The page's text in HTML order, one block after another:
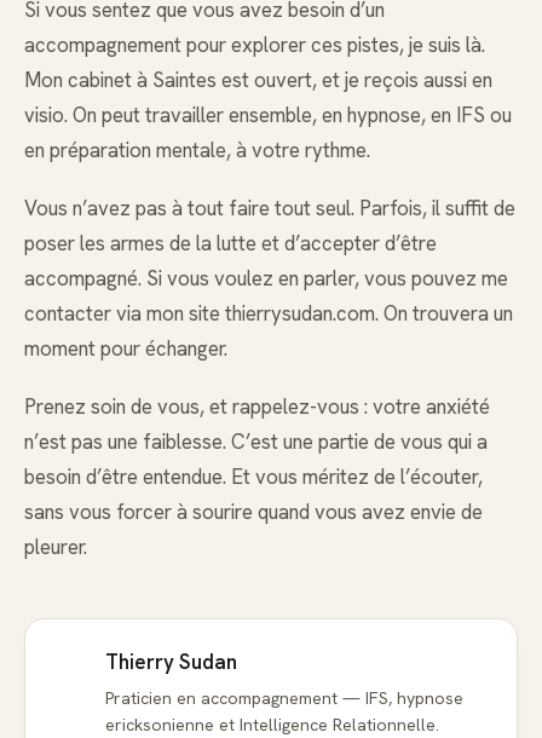
Si vous sentez que vous avez besoin d’un
accompagnement pour explorer ces pistes, je suis là.
Mon cabinet à Saintes est ouvert, et je reçois aussi en
visio. On peut travailler ensemble, en hypnose, en IFS ou
en préparation mentale, à votre rythme.
Vous n’avez pas à tout faire tout seul. Parfois, il suffit de
poser les armes de la lutte et d’accepter d’être
accompagné. Si vous voulez en parler, vous pouvez me
contacter via mon site thierrysudan.com. On trouvera un
moment pour échanger.
Prenez soin de vous, et rappelez-vous : votre anxiété
n’est pas une faiblesse. C’est une partie de vous qui a
besoin d’être entendue. Et vous méritez de l’écouter,
sans vous forcer à sourire quand vous avez envie de
pleurer.
Thierry Sudan
Praticien en accompagnement — IFS, hypnose
ericksonienne et Intelligence Relationnelle.